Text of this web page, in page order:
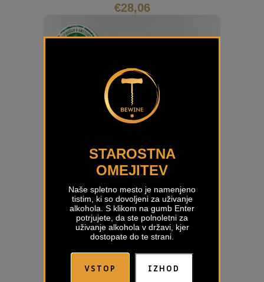
STAROSTNA
OMEJITEV
Naše spletno mesto je namenjeno
tistim, ki so dovoljeni za uživanje
alkohola. S klikom na gumb Enter
potrjujete, da ste polnoletni za
uživanje alkohola v državi, kjer
dostopate do te strani.
VSTOP IZHOD
€28,06